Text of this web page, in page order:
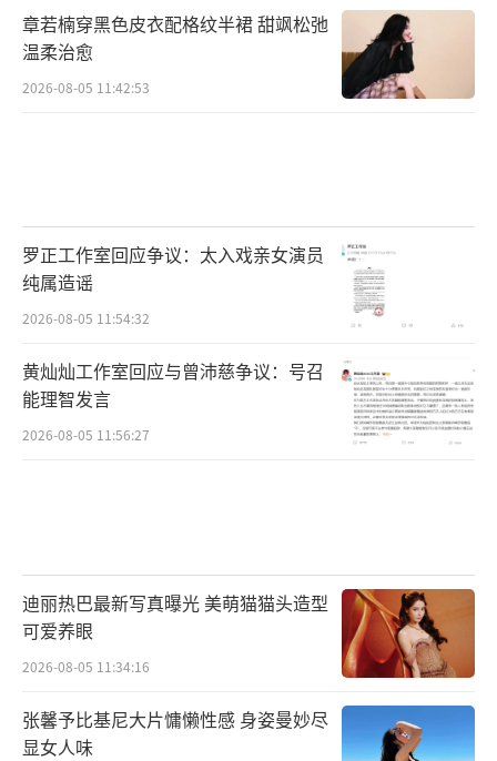
章若楠穿黑色皮衣配格纹半裙 甜飒松弛
温柔治愈
2026-08-05 11:42:53
罗正工作室回应争议：太入戏亲女演员
纯属造谣
2026-08-05 11:54:32
黄灿灿工作室回应与曾沛慈争议：号召
能理智发言
2026-08-05 11:56:27
迪丽热巴最新写真曝光 美萌猫猫头造型
可爱养眼
2026-08-05 11:34:16
张馨予比基尼大片慵懒性感 身姿曼妙尽
显女人味